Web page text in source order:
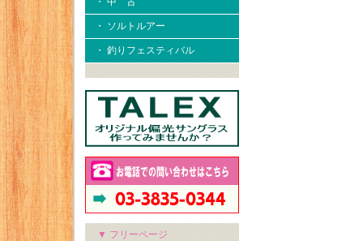
・ ソルトルアー
・ 釣りフェスティバル
▼ フリーページ